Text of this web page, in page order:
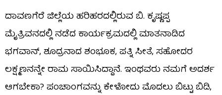
ದಾವಣಗೆರೆ ಜಿಲ್ಲೆಯ ಹರಿಹರದಲ್ಲಿರುವ ಬಿ. ಕೃಷ್ಣಪ್ಪ
ಮೈತ್ರಿವನದಲ್ಲಿ ನಡೆದ ಕಾರ್ಯಕ್ರಮದಲ್ಲಿ ಮಾತನಾಡಿದ
ಭಗವಾನ್​​, ಶೂದ್ರನಾದ ಶಂಭೂಕ, ಪತ್ನಿ ಸೀತೆ, ಸಹೋದರ
ಲಕ್ಷ್ಮಣನನ್ನೇ ರಾಮ ಸಾಯಿಸಿದ್ದಾನೆ. ಇಂಥವರು ನಮಗೆ ಅದರ್ಶ
ಆಗಬೇಕಾ? ಪಂಚಾಂಗವನ್ನು ಕೇಳೋದು ಮೊದಲು ಬಿಟ್ಟು ಬಿಡಿ,